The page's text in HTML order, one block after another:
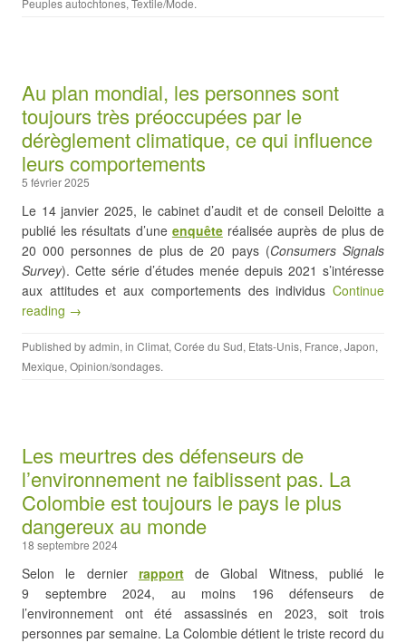
Peuples autochtones, Textile/Mode.
Au plan mondial, les personnes sont
toujours très préoccupées par le
dérèglement climatique, ce qui influence
leurs comportements
5 février 2025
Le 14 janvier 2025, le cabinet d’audit et de conseil Deloitte a
publié les résultats d’une enquêteréalisée auprès de plus de
20 000 personnes de plus de 20 pays (Consumers Signals
Survey). Cette série d’études menée depuis 2021 s’intéresse
aux attitudes et aux comportements des individus Continue
reading →
Published byadmin, in Climat, Corée du Sud, Etats-Unis, France, Japon,
Mexique, Opinion/sondages.
Les meurtres des défenseurs de
l’environnement ne faiblissent pas. La
Colombie est toujours le pays le plus
dangereux au monde
18 septembre 2024
Selon le dernier rapportde Global Witness, publié le
9 septembre 2024, au moins 196 défenseurs de
l’environnement ont été assassinés en 2023, soit trois
personnes par semaine. La Colombie détient le triste record du